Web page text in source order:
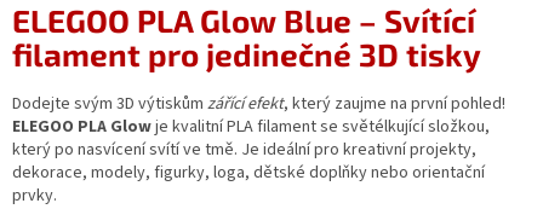
ELEGOO PLA Glow Blue – Svítící
filament pro jedinečné 3D tisky
Dodejte svým 3D výtiskům zářící efekt, který zaujme na první pohled!
ELEGOO PLA Glowje kvalitní PLA filament se světélkující složkou,
který po nasvícení svítí ve tmě. Je ideální pro kreativní projekty,
dekorace, modely, figurky, loga, dětské doplňky nebo orientační
prvky.